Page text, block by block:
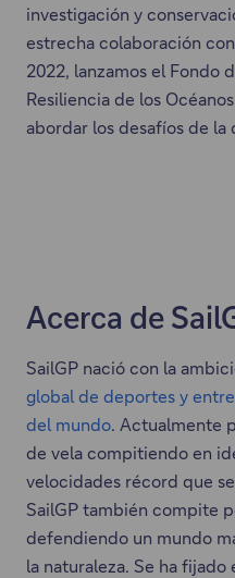
investigación y
estrecha colaboración
2022, lanzamos el Fondo
Resiliencia de los
abordar los desafíos de la
Acerca de
SailGP nació con la
global de deportes y
del mundo. Actualmente
de vela compitiendo en
velocidades récord que
SailGP también compite
defendiendo un mundo
la naturaleza. Se ha